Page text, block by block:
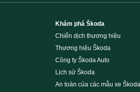
Khám phá Škoda
Chiến dịch thương hiệu
Thương hiệu Škoda
Công ty Škoda Auto
Lịch sử Škoda
An toàn của các mẫu xe Škoda